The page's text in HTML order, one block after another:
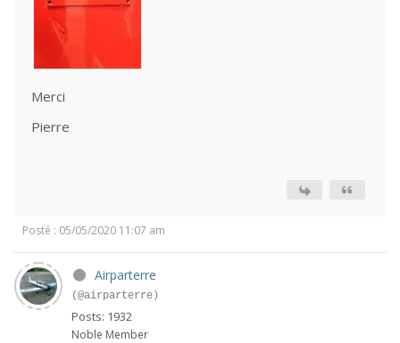
Merci
Pierre
Posté : 05/05/2020 11:07 am
Airparterre
(@airparterre)
Posts: 1932
Noble Member